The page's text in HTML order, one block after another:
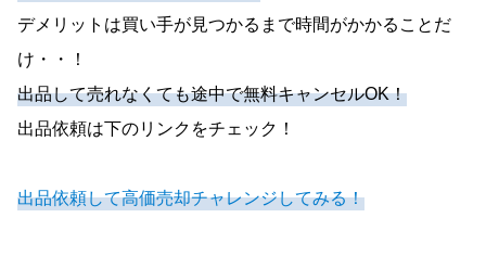
デメリットは買い手が見つかるまで時間がかかることだ
け・・！
出品して売れなくても途中で無料キャンセルOK！
出品依頼は下のリンクをチェック！
出品依頼して高価売却チャレンジしてみる！